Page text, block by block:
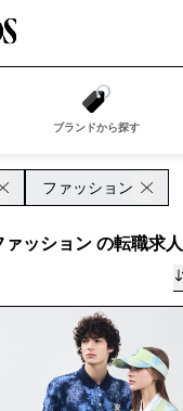
ブランドから探す
ファッション
ッション の転職求人